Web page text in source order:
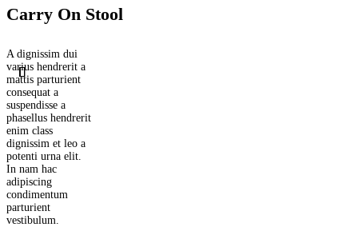
Carry On Stool
A dignissim dui
varius hendrerit a
mattis parturient
consequat a
suspendisse a
phasellus hendrerit
enim class
dignissim et leo a
potenti urna elit.
In nam hac
adipiscing
condimentum
parturient
vestibulum.